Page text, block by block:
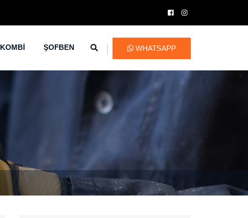
KOMBİ ŞOFBEN WHATSAPP